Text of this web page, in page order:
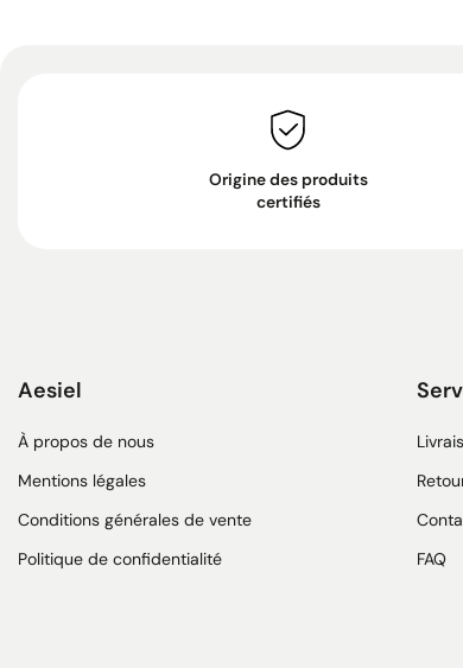
Origine des produits
certifiés
Aesiel
À propos de nous
Mentions légales
Conditions générales de vente
Politique de confidentialité
FAQ